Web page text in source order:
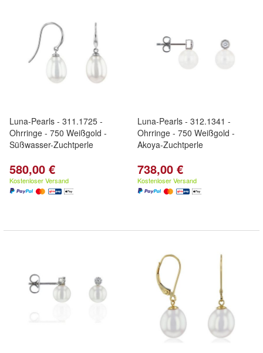
Luna-Pearls - 311.1725 -
Ohrringe - 750 Weißgold -
Süßwasser-Zuchtperle
580,00 €
Kostenloser Versand
Luna-Pearls - 312.1341 -
Ohrringe - 750 Weißgold -
Akoya-Zuchtperle
738,00 €
Kostenloser Versand